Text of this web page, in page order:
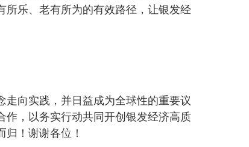
乐、老有所为的有效路径，让银发经
向实践，并日益成为全球性的重要议
，以务实行动共同开创银发经济高质
！谢谢各位！